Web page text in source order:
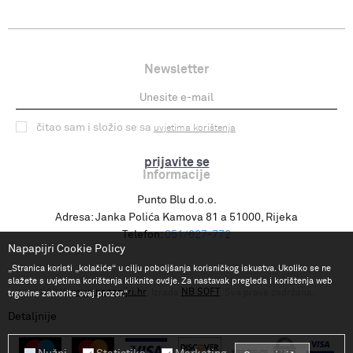
Newsletter
prijavite se
čitao sam i složio se sa uvjetima korištenja
Informacije
Punto Blu d.o.o.
Adresa: Janka Polića Kamova 81 a 51000, Rijeka
Telefon: 051/627-772
©2026www.napapijri.hr NB SOFT
Napapijri Cookie Policy
„Stranica koristi „kolačiće“ u cilju poboljšanja korisničkog iskustva. Ukoliko se ne
slažete s uvjetima korištenja kliknite ovdje. Za nastavak pregleda i korištenja web
trgovine zatvorite ovaj prozor.“
Detaljnije